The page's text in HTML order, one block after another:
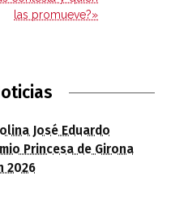
las promueve?»
José Eduardo
Princesa de Girona
2026